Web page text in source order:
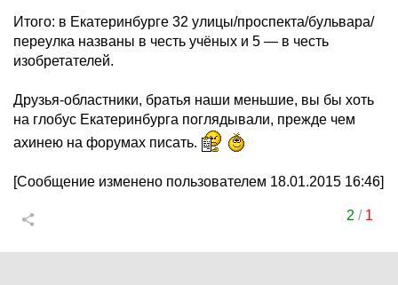
Итого: в Екатеринбурге 32 улицы/проспекта/бульвара/
переулка названы в честь учёных и 5 — в честь
изобретателей.
Друзья-областники, братья наши меньшие, вы бы хоть
на глобус Екатеринбурга поглядывали, прежде чем
ахинею на форумах писать.
[Сообщение изменено пользователем 18.01.2015 16:46]
2 / 1